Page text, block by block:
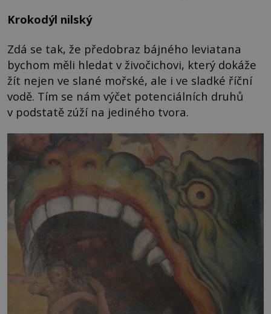
Krokodýl nilský
Zdá se tak, že předobraz bájného leviatana
bychom měli hledat v živočichovi, který dokáže
žít nejen ve slané mořské, ale i ve sladké říční
vodě. Tím se nám výčet potenciálních druhů
v podstatě zúží na jediného tvora.